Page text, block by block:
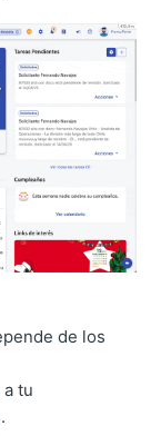
de los
tu